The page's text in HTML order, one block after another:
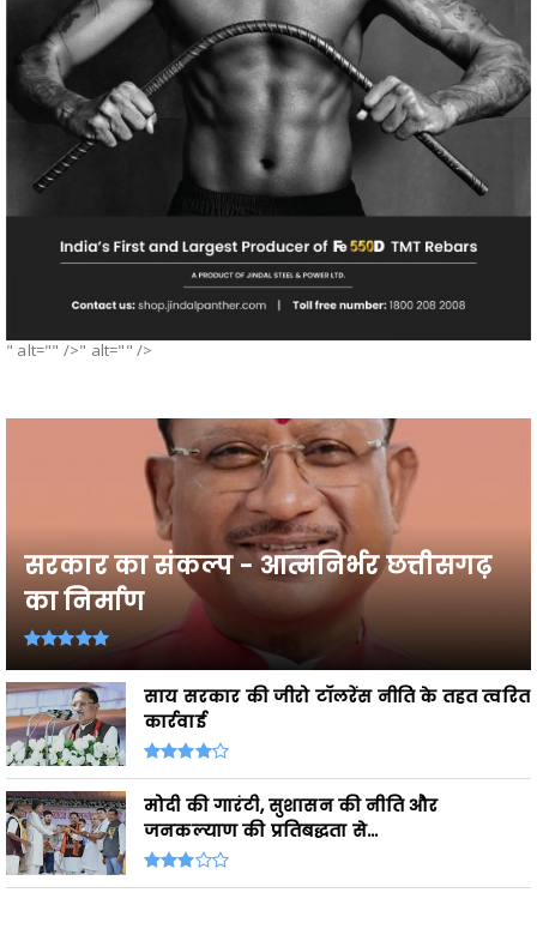
" alt="" />" alt="" />
सरकार का संकल्प - आत्मनिर्भर छत्तीसगढ़
का निर्माण
साय सरकार की जीरो टॉलरेंस नीति के तहत त्वरित
कार्रवाई
मोदी की गारंटी, सुशासन की नीति और
जनकल्याण की प्रतिबद्धता से...